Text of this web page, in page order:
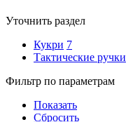
Уточнить раздел
Кукри 7
Тактические ручки
Фильтр по параметрам
Показать
Сбросить